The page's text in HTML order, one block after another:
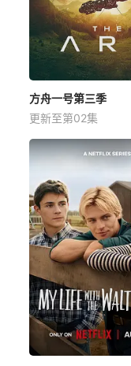
方舟一号第三季
更新至第02集